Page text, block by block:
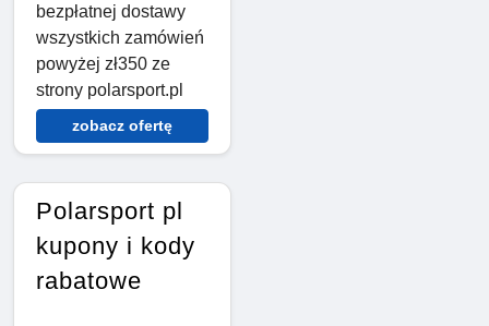
bezpłatnej dostawy
wszystkich zamówień
powyżej zł350 ze
strony polarsport.pl
zobacz ofertę
Polarsport pl
kupony i kody
rabatowe